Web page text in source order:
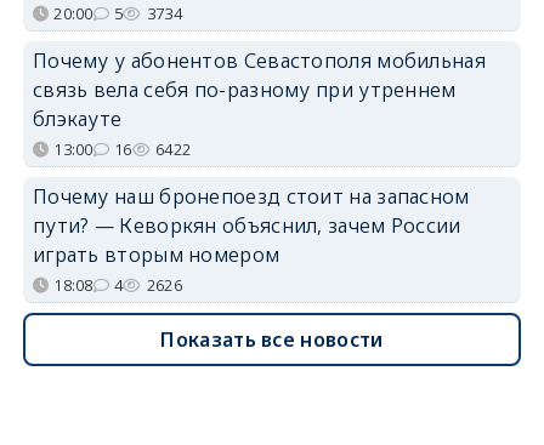
20:00 5 3734
Почему у абонентов Севастополя мобильная
связь вела себя по-разному при утреннем
блэкауте
13:00 16 6422
Почему наш бронепоезд стоит на запасном
пути? — Кеворкян объяснил, зачем России
играть вторым номером
18:08 4 2626
Показать все новости